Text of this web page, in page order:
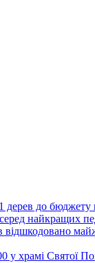
дерев до
найкращих
відшкодовано
у храмі Святої